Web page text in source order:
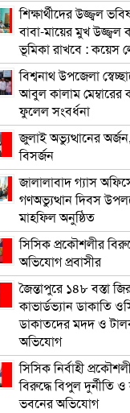
শিক্ষার্থীদের উজ্জ্বল
বাবা-মায়ের মুখ উজ্জ্বল
ভূমিকা রাখবে : কয়েস
বিশ্বনাথ উপজেলা
আবুল কালাম মেম্বারের
ফুলেল সংবর্ধনা
জুলাই অভ্যুত্থানের
বিসর্জন
জালালাবাদ গ্যাস
গণঅভ্যুত্থান দিবস
মাহফিল অনুষ্ঠিত
সিসিক প্রকৌশলীর
অভিযোগ প্রবাসীর
জৈন্তাপুরে ১৪৮ বস্তা
কাভার্ডভ্যান ডাকাতি
ডাকাতদের মদদ ও
অভিযোগ
সিসিক নির্বাহী
বিরুদ্ধে বিপুল দুর্নীতি
ভবনের অভিযোগ